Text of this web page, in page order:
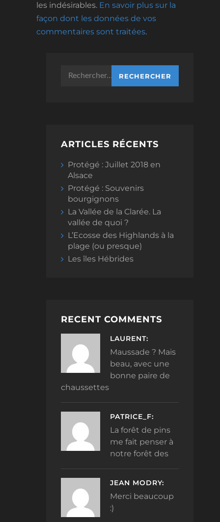
les indésirables. En savoir plus sur la
façon dont les données de vos
commentaires sont traitées.
Rechercher :
ARTICLES RÉCENTS
Protégé : Juillet 2018 en
Alsace
Protégé : Souvenirs
bourgignons
La Vallée de la Clarée. La
vallée de quoi ?
L’Ecosse des Highlands à la
plage (ou presque)
Les îles Hébrides
RECENT COMMENTS
LAURENT:
Maussade ? Mais
beau, avec une
bonne paire de
chaussettes
PATRICE_F:
La forêt de pins
me fait penser à
notre forêt des
JEAN MODRY:
Merci beaucoup
:)